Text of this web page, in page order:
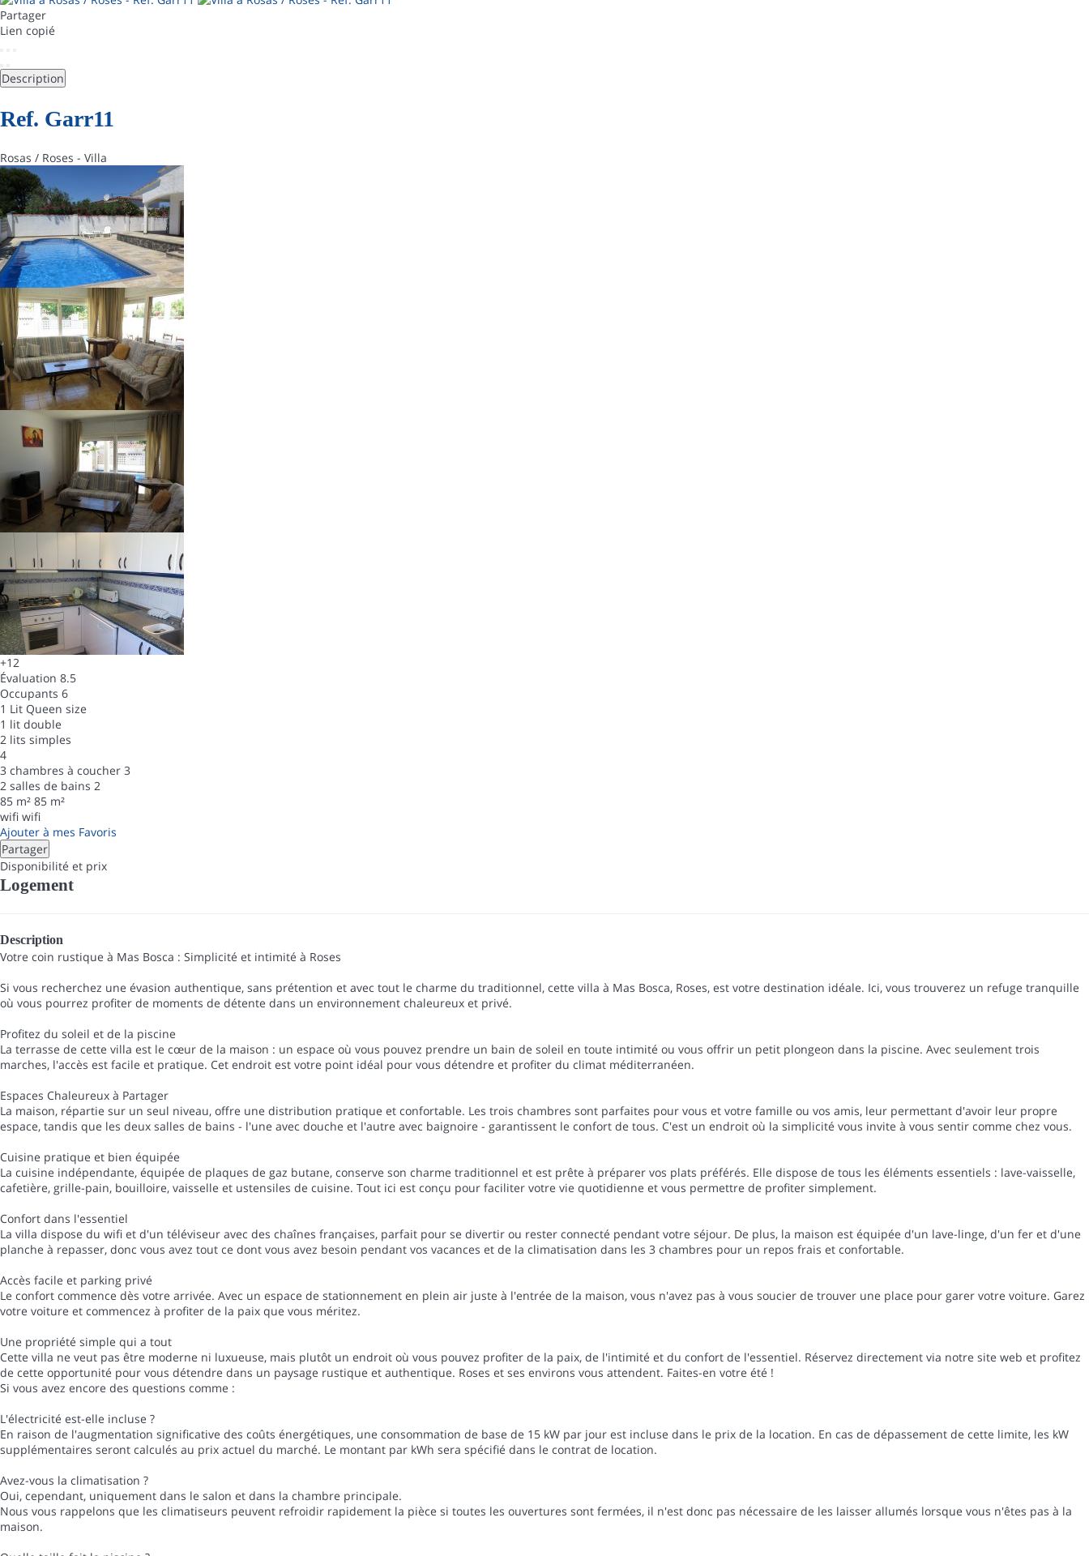
Partager
Lien copié
Description
Ref. Garr11
Rosas / Roses - Villa
+12
Évaluation 8.5
Occupants 6
1 Lit Queen size
1 lit double
2 lits simples
4
3 chambres à coucher 3
2 salles de bains 2
85 m² 85 m²
wifi wifi
Ajouter à mes Favoris
Partager
Disponibilité et prix
Logement
Description
Votre coin rustique à Mas Bosca : Simplicité et intimité à Roses
Si vous recherchez une évasion authentique, sans prétention et avec tout le charme du traditionnel, cette villa à Mas Bosca, Roses, est votre destination idéale. Ici, vous trouverez un refuge tranquille
où vous pourrez profiter de moments de détente dans un environnement chaleureux et privé.
Profitez du soleil et de la piscine
La terrasse de cette villa est le cœur de la maison : un espace où vous pouvez prendre un bain de soleil en toute intimité ou vous offrir un petit plongeon dans la piscine. Avec seulement trois
marches, l'accès est facile et pratique. Cet endroit est votre point idéal pour vous détendre et profiter du climat méditerranéen.
Espaces Chaleureux à Partager
La maison, répartie sur un seul niveau, offre une distribution pratique et confortable. Les trois chambres sont parfaites pour vous et votre famille ou vos amis, leur permettant d'avoir leur propre
espace, tandis que les deux salles de bains - l'une avec douche et l'autre avec baignoire - garantissent le confort de tous. C'est un endroit où la simplicité vous invite à vous sentir comme chez vous.
Cuisine pratique et bien équipée
La cuisine indépendante, équipée de plaques de gaz butane, conserve son charme traditionnel et est prête à préparer vos plats préférés. Elle dispose de tous les éléments essentiels : lave-vaisselle,
cafetière, grille-pain, bouilloire, vaisselle et ustensiles de cuisine. Tout ici est conçu pour faciliter votre vie quotidienne et vous permettre de profiter simplement.
Confort dans l'essentiel
La villa dispose du wifi et d'un téléviseur avec des chaînes françaises, parfait pour se divertir ou rester connecté pendant votre séjour. De plus, la maison est équipée d'un lave-linge, d'un fer et d'une
planche à repasser, donc vous avez tout ce dont vous avez besoin pendant vos vacances et de la climatisation dans les 3 chambres pour un repos frais et confortable.
Accès facile et parking privé
Le confort commence dès votre arrivée. Avec un espace de stationnement en plein air juste à l'entrée de la maison, vous n'avez pas à vous soucier de trouver une place pour garer votre voiture. Garez
votre voiture et commencez à profiter de la paix que vous méritez.
Une propriété simple qui a tout
Cette villa ne veut pas être moderne ni luxueuse, mais plutôt un endroit où vous pouvez profiter de la paix, de l'intimité et du confort de l'essentiel. Réservez directement via notre site web et profitez
de cette opportunité pour vous détendre dans un paysage rustique et authentique. Roses et ses environs vous attendent. Faites-en votre été !
Si vous avez encore des questions comme :
L'électricité est-elle incluse ?
En raison de l'augmentation significative des coûts énergétiques, une consommation de base de 15 kW par jour est incluse dans le prix de la location. En cas de dépassement de cette limite, les kW
supplémentaires seront calculés au prix actuel du marché. Le montant par kWh sera spécifié dans le contrat de location.
Avez-vous la climatisation ?
Oui, cependant, uniquement dans le salon et dans la chambre principale.
Nous vous rappelons que les climatiseurs peuvent refroidir rapidement la pièce si toutes les ouvertures sont fermées, il n'est donc pas nécessaire de les laisser allumés lorsque vous n'êtes pas à la
maison.